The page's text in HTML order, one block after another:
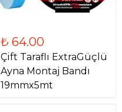
₺ 64.00
Çift Taraflı ExtraGüçlü
Ayna Montaj Bandı
19mmx5mt